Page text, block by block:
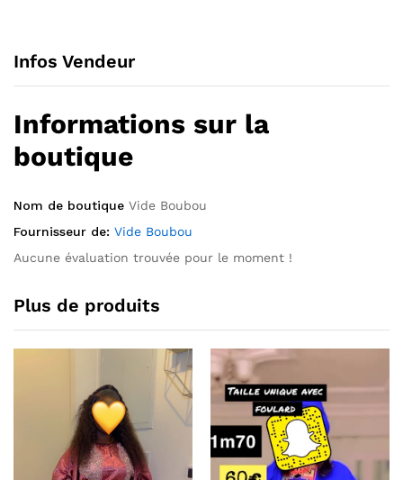
Infos Vendeur
Informations sur la
boutique
Nom de boutique Vide Boubou
Fournisseur de: Vide Boubou
Aucune évaluation trouvée pour le moment !
Plus de produits